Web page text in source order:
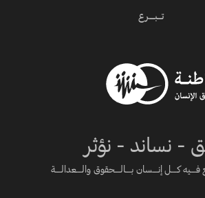
- نساند - نؤثر
كــــل إنــــسان بــــالــــحقوق والــــعدالــــة
تـــبــــرع